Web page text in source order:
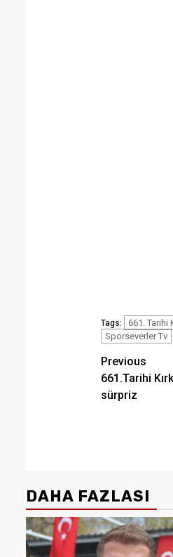
Tags: 661. Tarihi
Sporseverler Tv
Post
Previous
661.Tarihi
sürpriz
DAHA FAZLASI